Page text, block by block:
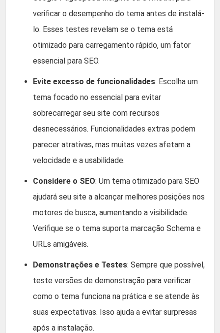
verificar o desempenho do tema antes de instalá-
lo. Esses testes revelam se o tema está
otimizado para carregamento rápido, um fator
essencial para SEO.
Evite excesso de funcionalidades: Escolha um
tema focado no essencial para evitar
sobrecarregar seu site com recursos
desnecessários. Funcionalidades extras podem
parecer atrativas, mas muitas vezes afetam a
velocidade e a usabilidade.
Considere o SEO: Um tema otimizado para SEO
ajudará seu site a alcançar melhores posições nos
motores de busca, aumentando a visibilidade.
Verifique se o tema suporta marcação Schema e
URLs amigáveis.
Demonstrações e Testes: Sempre que possível,
teste versões de demonstração para verificar
como o tema funciona na prática e se atende às
suas expectativas. Isso ajuda a evitar surpresas
após a instalação.